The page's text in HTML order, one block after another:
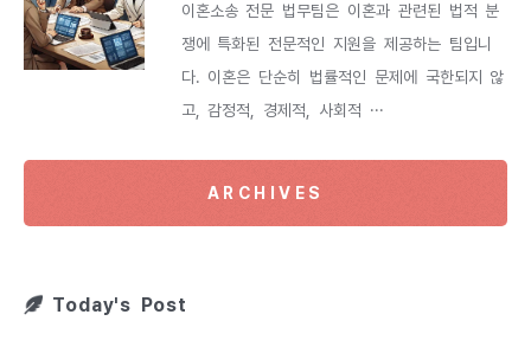
이혼소송 전문 법무팀은 이혼과 관련된 법적 분
쟁에 특화된 전문적인 지원을 제공하는 팀입니
다. 이혼은 단순히 법률적인 문제에 국한되지 않
고, 감정적, 경제적, 사회적 ···
ARCHIVES
Today's Post